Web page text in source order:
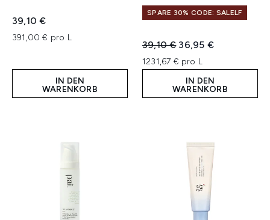
39,10 €
391,00 € pro L
IN DEN
WARENKORB
SPARE 30% CODE: SALELF
Unverbindliche
39,10 € Aktueller Preis:
36,95 €
1231,67 € pro L
IN DEN
WARENKORB